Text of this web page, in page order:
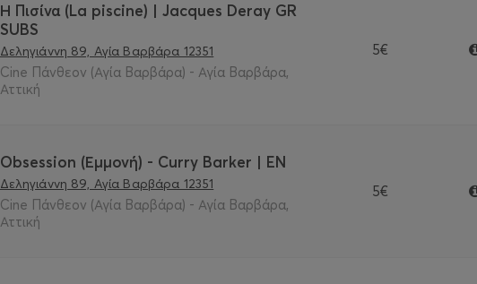
Η Πισίνα (La piscine) | Jacques Deray GR
SUBS
Δεληγιάννη 89, Αγία Βαρβάρα 12351
Cine Πάνθεον (Αγία Βαρβάρα) - Αγία Βαρβάρα,
Αττική
5€
Obsession (Εμμονή) - Curry Barker | EN
Δεληγιάννη 89, Αγία Βαρβάρα 12351
Cine Πάνθεον (Αγία Βαρβάρα) - Αγία Βαρβάρα,
Αττική
5€